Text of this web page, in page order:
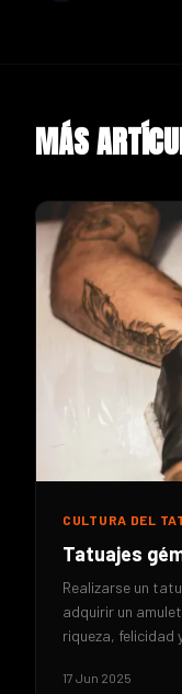
MÁS
CULTURA DEL
Tatuajes
Realizarse un
adquirir un
riqueza, felicidad
17 Jun 2025